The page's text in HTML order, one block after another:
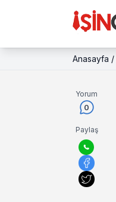
Anasayfa /
Yorum
0
Paylaş